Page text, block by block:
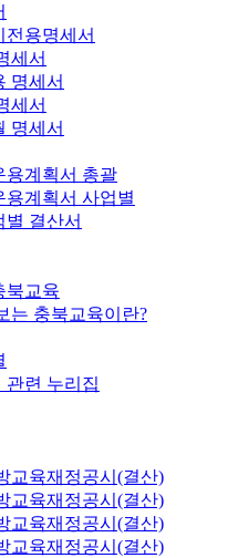
전용명세서
세서
명세서
세서
명세서
용계획서 총괄
용계획서 사업별
별 결산서
북교육
는 충북교육이란?
관련 누리집
교육재정공시(결산)
교육재정공시(결산)
교육재정공시(결산)
교육재정공시(결산)